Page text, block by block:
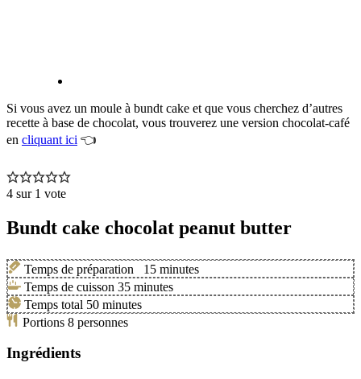
Si vous avez un moule à bundt cake et que vous cherchez d’autres
recette à base de chocolat, vous trouverez une version chocolat-café
en cliquant ici 👈
4 sur 1 vote
Bundt cake chocolat peanut butter
Temps de préparation 15 minutes
Temps de cuisson 35 minutes
Temps total 50 minutes
Portions 8 personnes
Ingrédients